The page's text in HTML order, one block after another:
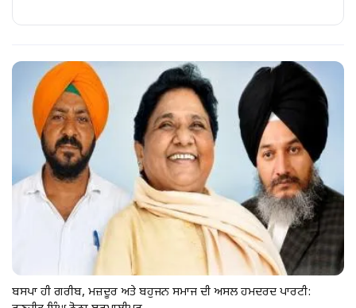
ਬਸਪਾ ਹੀ ਗਰੀਬ, ਮਜ਼ਦੂਰ ਅਤੇ ਬਹੁਜਨ ਸਮਾਜ ਦੀ ਅਸਲ ਹਮਦਰਦ ਪਾਰਟੀ: